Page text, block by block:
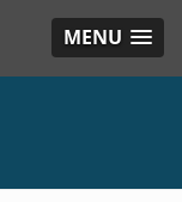
MENU